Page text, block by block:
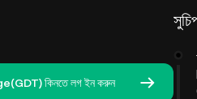
কিনতে লগ ইন করুন